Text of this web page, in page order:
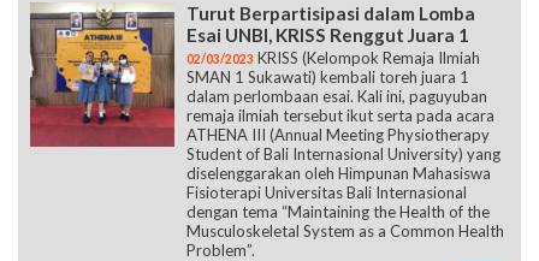
Turut Berpartisipasi dalam Lomba
Esai UNBI, KRISS Renggut Juara 1
02/03/2023 KRISS (Kelompok Remaja Ilmiah
SMAN 1 Sukawati) kembali toreh juara 1
dalam perlombaan esai. Kali ini, paguyuban
remaja ilmiah tersebut ikut serta pada acara
ATHENA III (Annual Meeting Physiotherapy
Student of Bali Internasional University) yang
diselenggarakan oleh Himpunan Mahasiswa
Fisioterapi Universitas Bali Internasional
dengan tema “Maintaining the Health of the
Musculoskeletal System as a Common Health
Problem”.